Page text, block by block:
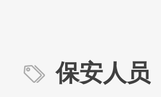
保安人员